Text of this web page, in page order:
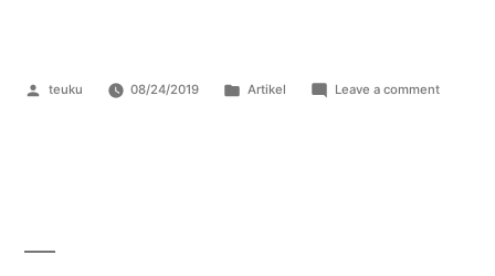
teuku 08/24/2019 Artikel Leave a comment